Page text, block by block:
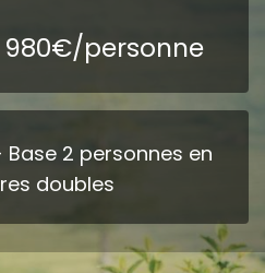
980€/personne
2 personnes en
doubles